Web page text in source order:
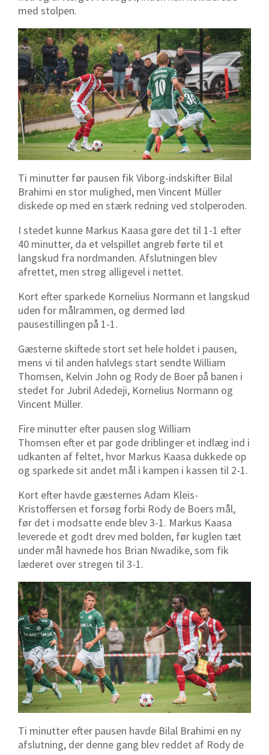
med stolpen.
Ti minutter før pausen fik Viborg-indskifter Bilal
Brahimi en stor mulighed, men Vincent Müller
diskede op med en stærk redning ved stolperoden.
I stedet kunne Markus Kaasa gøre det til 1-1 efter
40 minutter, da et velspillet angreb førte til et
langskud fra nordmanden. Afslutningen blev
afrettet, men strøg alligevel i nettet.
Kort efter sparkede Kornelius Normann et langskud
uden for målrammen, og dermed lød
pausestillingen på 1-1.
Gæsterne skiftede stort set hele holdet i pausen,
mens vi til anden halvlegs start sendte William
Thomsen, Kelvin John og Rody de Boer på banen i
stedet for Jubril Adedeji, Kornelius Normann og
Vincent Müller.
Fire minutter efter pausen slog William
Thomsen efter et par gode driblinger et indlæg ind i
udkanten af feltet, hvor Markus Kaasa dukkede op
og sparkede sit andet mål i kampen i kassen til 2-1.
Kort efter havde gæsternes Adam Kleis-
Kristoffersen et forsøg forbi Rody de Boers mål,
før det i modsatte ende blev 3-1. Markus Kaasa
leverede et godt drev med bolden, før kuglen tæt
under mål havnede hos Brian Nwadike, som fik
læderet over stregen til 3-1.
Ti minutter efter pausen havde Bilal Brahimi en ny
afslutning, der denne gang blev reddet af Rody de